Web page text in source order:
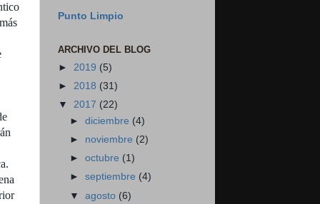
Punto Limpio
ARCHIVO DEL BLOG
► 2019 (5)
► 2018 (31)
▼ 2017 (22)
►diciembre (4)
► noviembre (2)
►octubre (1)
►septiembre (4)
▼agosto (6)